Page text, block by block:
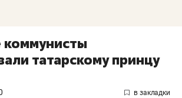
коммунисты
татарскому принцу